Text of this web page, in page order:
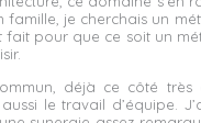
famille, je cherchais un
fait pour que ce soit un
déjà ce côté très
le travail d’équipe.